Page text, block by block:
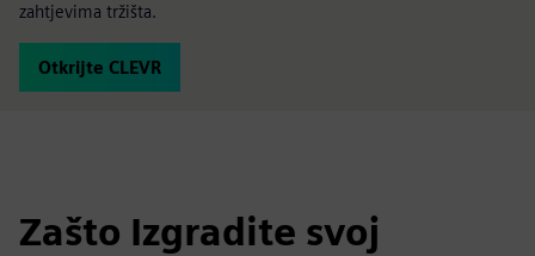
zahtjevima tržišta.
Otkrijte CLEVR
Zašto Izgradite svoj